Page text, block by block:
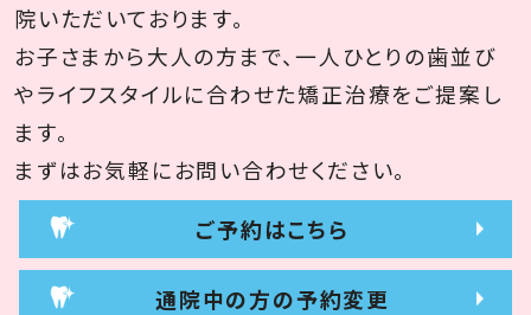
院いただいております。
お子さまから大人の方まで、一人ひとりの歯並び
やライフスタイルに合わせた矯正治療をご提案し
ます。
まずはお気軽にお問い合わせください。
ご予約はこちら
通院中の方の予約変更